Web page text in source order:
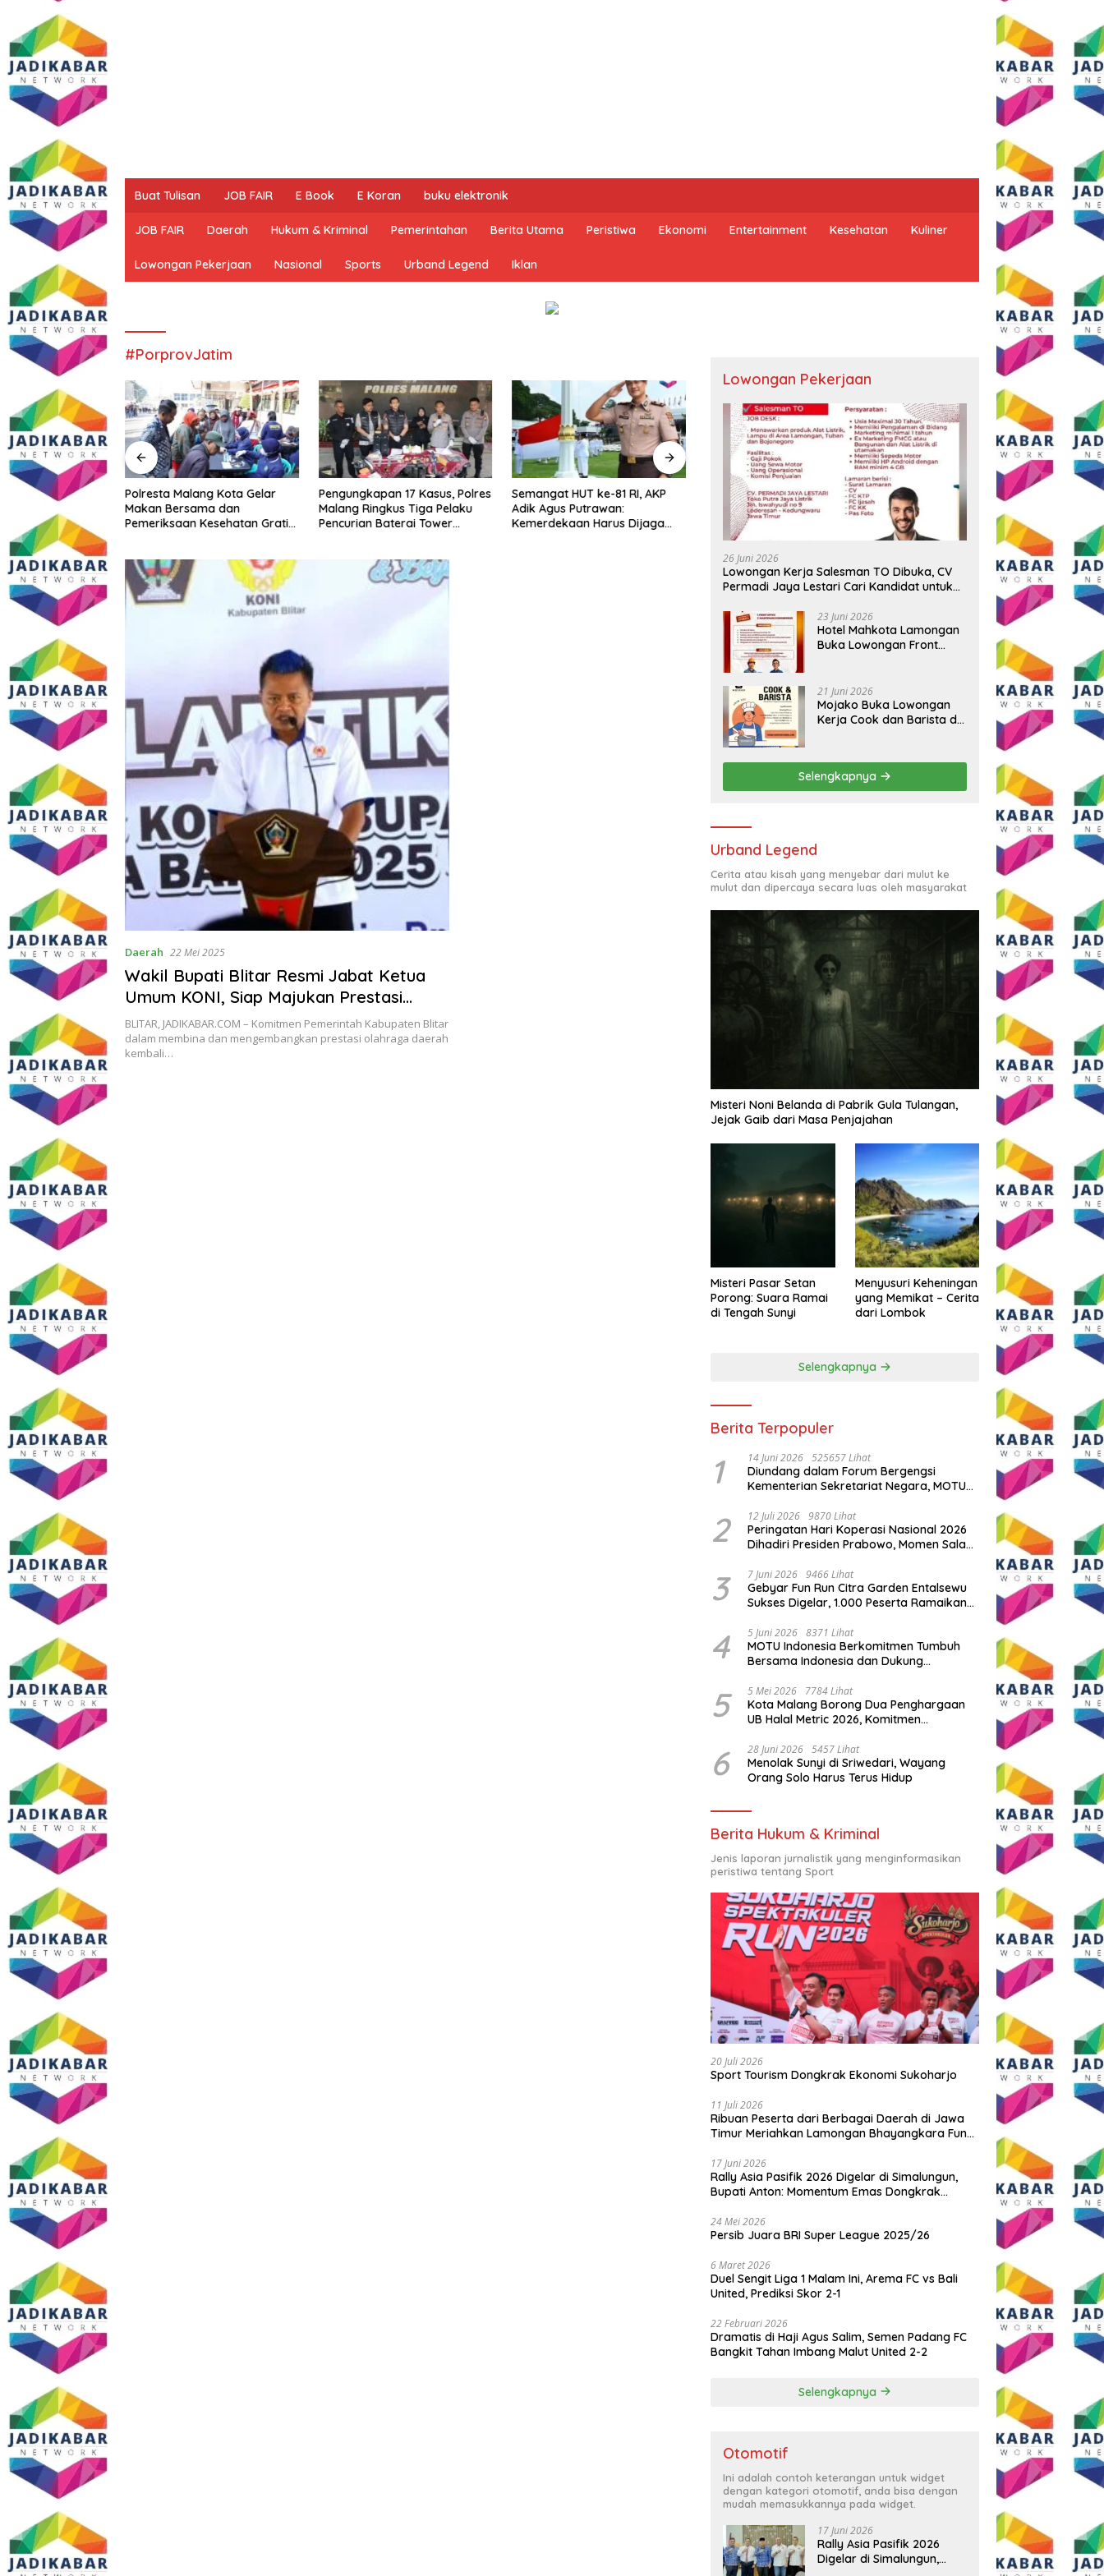
Buat Tulisan JOB FAIR E Book E Koran buku elektronik
JOB FAIR Daerah Hukum & Kriminal Pemerintahan Berita Utama Peristiwa Ekonomi Entertainment Kesehatan Kuliner
Lowongan Pekerjaan Nasional Sports Urband Legend Iklan
#PorprovJatim
Kota
dan Polri Jaga
Polresta Malang Kota Gelar
Makan Bersama dan
Pemeriksaan Kesehatan Gratis,
Pengungkapan 17 Kasus, Polres
Malang Ringkus Tiga Pelaku
Pencurian Baterai Tower
Semangat HUT ke-81 RI, AKP
Adik Agus Putrawan:
Kemerdekaan Harus Dijaga
Tiga BUMD Air Minum Malang
Raya Perkuat Kolaborasi,
Berangkatkan Kontingen
Menuju Seleksi Atlet
PORPAMNAS IX 2026
Wali Kota Malang Paparkan
Model Pembangunan
Berkelanjutan di Forum
Nasional Bangun Bangsa
Daerah 22 Mei 2025
Wakil Bupati Blitar Resmi Jabat Ketua
Umum KONI, Siap Majukan Prestasi
Olahraga Daerah
BLITAR, JADIKABAR.COM – Komitmen Pemerintah Kabupaten Blitar
dalam membina dan mengembangkan prestasi olahraga daerah
kembali…
Lowongan Pekerjaan
26 Juni 2026
Lowongan Kerja Salesman TO Dibuka, CV
Permadi Jaya Lestari Cari Kandidat untuk
23 Juni 2026
Hotel Mahkota Lamongan
Buka Lowongan Front
Syaratnya
21 Juni 2026
Mojako Buka Lowongan
Kerja Cook dan Barista di
Selengkapnya
Urband Legend
Cerita atau kisah yang menyebar dari mulut ke
mulut dan dipercaya secara luas oleh masyarakat
Misteri Noni Belanda di Pabrik Gula Tulangan,
Jejak Gaib dari Masa Penjajahan
Misteri Pasar Setan
Porong: Suara Ramai
di Tengah Sunyi
Menyusuri Keheningan
yang Memikat – Cerita
dari Lombok
Selengkapnya
Berita Terpopuler
1 14 Juni 2026 525657 Lihat
Diundang dalam Forum Bergengsi
Kementerian Sekretariat Negara, MOTU
Indonesia
2 12 Juli 2026 9870 Lihat
Peringatan Hari Koperasi Nasional 2026
Dihadiri Presiden Prabowo, Momen Salam
3 7 Juni 2026 9466 Lihat
Gebyar Fun Run Citra Garden Entalsewu
Sukses Digelar, 1.000 Peserta Ramaikan
4 5 Juni 2026 8371 Lihat
MOTU Indonesia Berkomitmen Tumbuh
Bersama Indonesia dan Dukung
5 5 Mei 2026 7784 Lihat
Kota Malang Borong Dua Penghargaan
UB Halal Metric 2026, Komitmen
6 28 Juni 2026 5457 Lihat
Menolak Sunyi di Sriwedari, Wayang
Orang Solo Harus Terus Hidup
Berita Hukum & Kriminal
Jenis laporan jurnalistik yang menginformasikan
peristiwa tentang Sport
20 Juli 2026
Sport Tourism Dongkrak Ekonomi Sukoharjo
11 Juli 2026
Ribuan Peserta dari Berbagai Daerah di Jawa
Timur Meriahkan Lamongan Bhayangkara Fun
17 Juni 2026
Rally Asia Pasifik 2026 Digelar di Simalungun,
Bupati Anton: Momentum Emas Dongkrak
24 Mei 2026
Persib Juara BRI Super League 2025/26
6 Maret 2026
Duel Sengit Liga 1 Malam Ini, Arema FC vs Bali
United, Prediksi Skor 2-1
22 Februari 2026
Dramatis di Haji Agus Salim, Semen Padang FC
Bangkit Tahan Imbang Malut United 2-2
Selengkapnya
Otomotif
Ini adalah contoh keterangan untuk widget
dengan kategori otomotif, anda bisa dengan
mudah memasukkannya pada widget.
17 Juni 2026
Rally Asia Pasifik 2026
Digelar di Simalungun,